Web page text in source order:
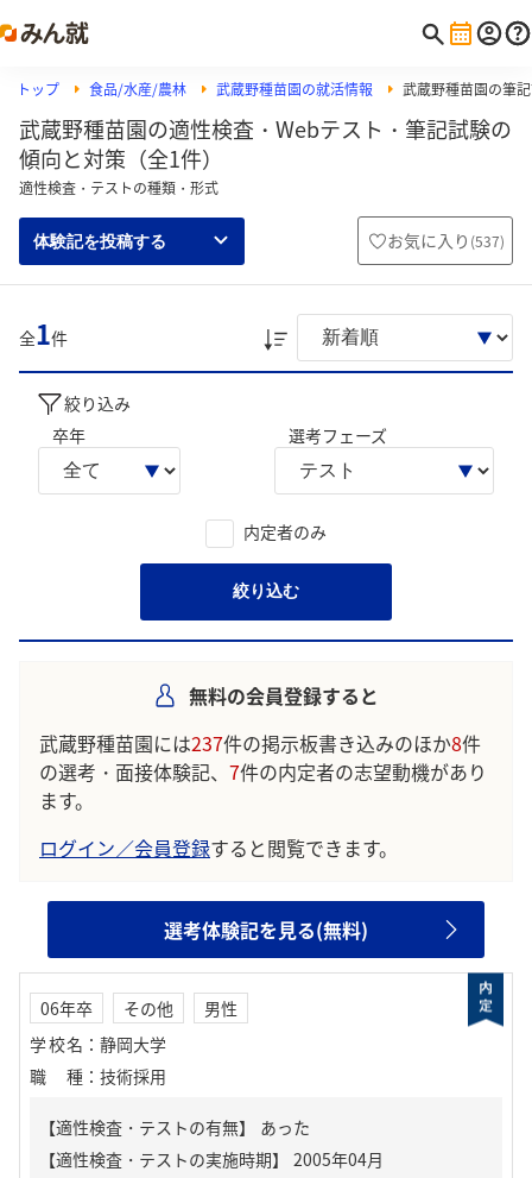
トップ 食品/水産/農林 武蔵野種苗園の就活情報 武蔵野種苗園の筆
武蔵野種苗園の適性検査・Webテスト・筆記試験の
傾向と対策（全1件）
適性検査・テストの種類・形式
体験記を投稿する お気に入り (537)
全1件
絞り込み
卒年
選考フェーズ
内定者のみ
絞り込む
無料の会員登録すると
武蔵野種苗園には237件の掲示板書き込みのほか8件
の選考・面接体験記、 7件の内定者の志望動機があり
ます。
ログイン／会員登録すると閲覧できます。
選考体験記を見る(無料)
06年卒 その他
男性
学校名 ： 静岡大学
職種 ： 技術採用
【適性検査・テストの有無】 あった